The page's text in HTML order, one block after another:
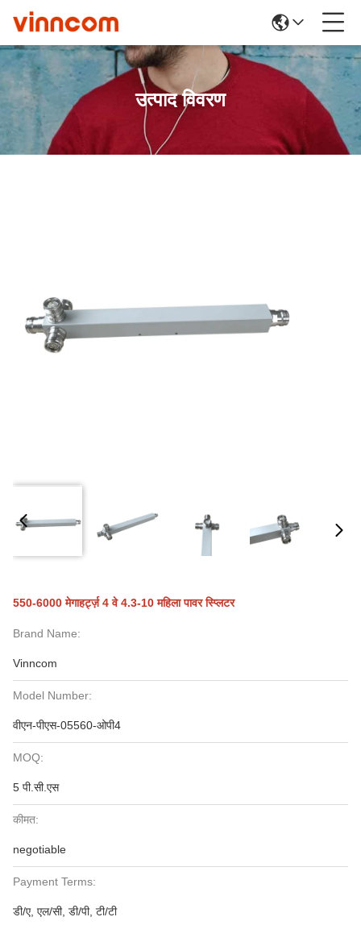
उत्पाद विवरण
550-6000 मेगाहर्ट्ज़ 4 वे 4.3-10 महिला पावर स्प्लिटर
Brand Name:
Vinncom
Model Number:
वीएन-पीएस-05560-ओपी4
MOQ:
5 पी.सी.एस
कीमत:
negotiable
Payment Terms:
डी/ए, एल/सी, डी/पी, टी/टी